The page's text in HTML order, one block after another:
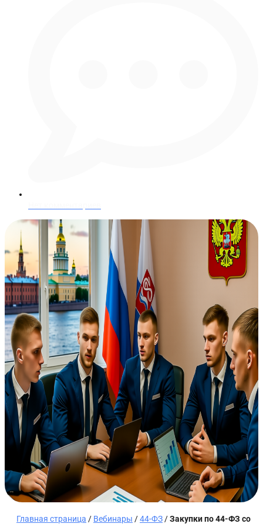
Главная страница / Вебинары /44-ФЗ /Закупки по 44-ФЗ со